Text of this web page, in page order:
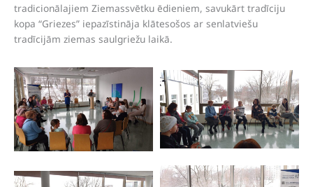
tradicionālajiem Ziemassvētku ēdieniem, savukārt tradīciju
kopa “Griezes” iepazīstināja klātesošos ar senlatviešu
tradīcijām ziemas saulgriežu laikā.